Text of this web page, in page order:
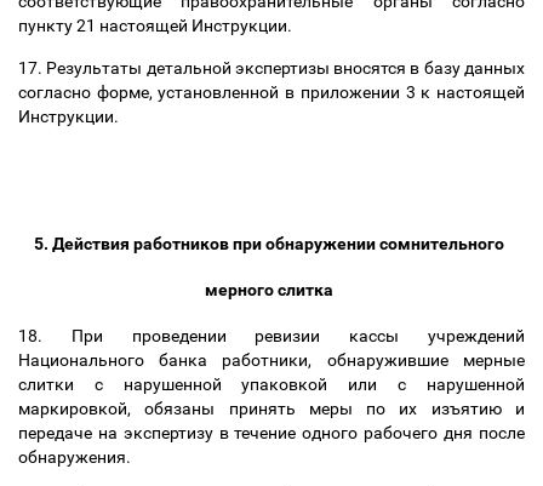
пункту 21 настоящей Инструкции.
17. Результаты детальной экспертизы вносятся в базу данных
согласно форме, установленной в приложении 3 к настоящей
Инструкции.
5. Действия работников при обнаружении сомнительного
мерного слитка
18. При проведении ревизии кассы учреждений
Национального банка работники, обнаружившие мерные
слитки с нарушенной упаковкой или с нарушенной
маркировкой, обязаны принять меры по их изъятию и
передаче на экспертизу в течение одного рабочего дня после
обнаружения.